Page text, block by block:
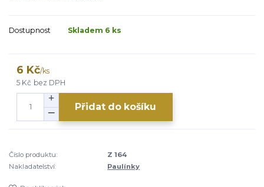
Dostupnost Skladem 6 ks
6 Kč/ks
5 Kč bez DPH
Přidat do košíku
Číslo produktu:
Z 164
Nakladatelství:
Paulínky